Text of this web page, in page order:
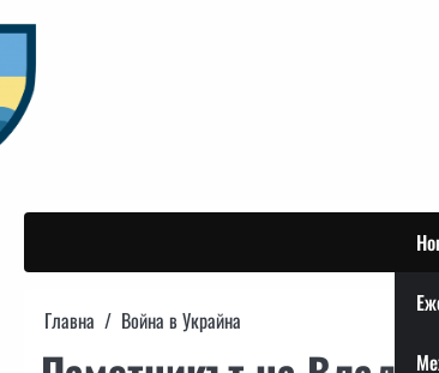
to
content
Главна Война в Украйна